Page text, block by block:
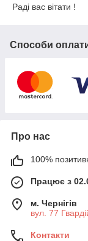
Раді вас вітати !
Способи
Про нас
100%
Працює з
м. Чернігів
вул. 77
Контакти